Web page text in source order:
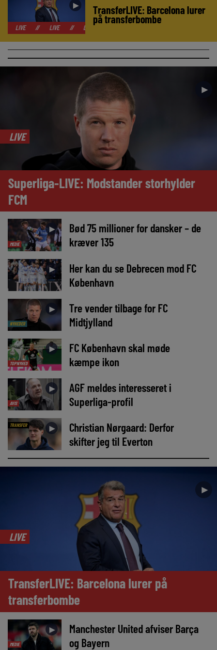
►
LIVE // LIVE // LIVE
TransferLIVE: Barcelona lurer
på transferbombe
►
LIVE
Superliga-LIVE: Modstander storhylder
FCM
MEDIE
►
Bød 75 millioner for dansker – de
kræver 135
►
Her kan du se Debrecen mod FC
København
NYHEDER
►
Tre vender tilbage for FC
Midtjylland
TOPNYHED
►
FC København skal møde
kæmpe ikon
AVIS
►
AGF meldes interesseret i
Superliga-profil
TRANSFER ►
Christian Nørgaard: Derfor
skifter jeg til Everton
►
LIVE
TransferLIVE: Barcelona lurer på
transferbombe
MEDIE
►
Manchester United afviser Barça
og Bayern